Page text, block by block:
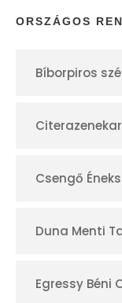
p
r
ORSZÁGOS
Bíborpiros
Csengő
Duna Menti
Egressy Béni